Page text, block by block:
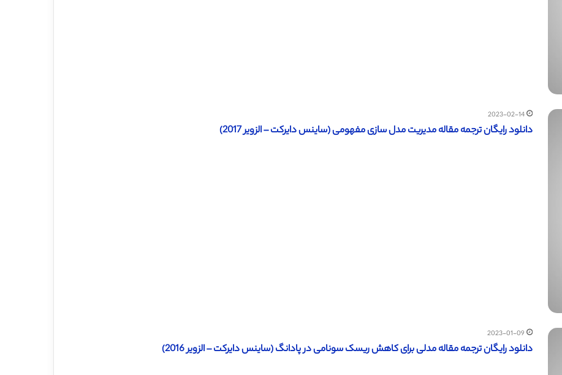
2023-02-14
دانلود رایگان ترجمه مقاله مدیریت مدل‌ سازی مفهومی (ساینس دایرکت – الزویر 2017)
2023-01-09
دانلود رایگان ترجمه مقاله مدلی برای کاهش ریسک سونامی در پادانگ (ساینس دایرکت – الزویر 2016)